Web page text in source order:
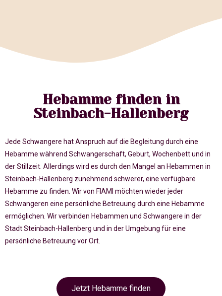
Hebamme finden in
Steinbach-Hallenberg
Jede Schwangere hat Anspruch auf die Begleitung durch eine
Hebamme während Schwangerschaft, Geburt, Wochenbett und in
der Stillzeit. Allerdings wird es durch den Mangel an Hebammen in
Steinbach-Hallenberg zunehmend schwerer, eine verfügbare
Hebamme zu finden. Wir von FIAMI möchten wieder jeder
Schwangeren eine persönliche Betreuung durch eine Hebamme
ermöglichen. Wir verbinden Hebammen und Schwangere in der
Stadt Steinbach-Hallenberg und in der Umgebung für eine
persönliche Betreuung vor Ort.
Jetzt Hebamme finden